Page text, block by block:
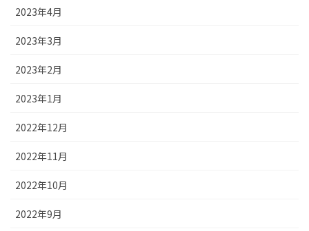
2023年4月
2023年3月
2023年2月
2023年1月
2022年12月
2022年11月
2022年10月
2022年9月